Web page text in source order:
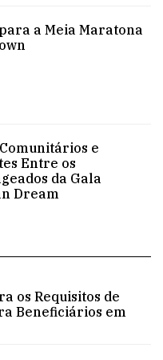
a Meia Maratona
e
Entre os
da Gala
Dream
os Requisitos de
Beneficiários em